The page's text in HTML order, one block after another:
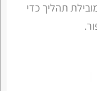
תהליך כדי